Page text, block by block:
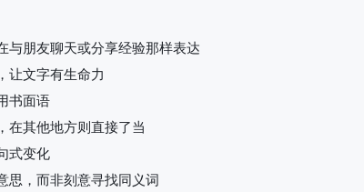
与朋友聊天或分享经验那样表达
让文字有生命力
书面语
在其他地方则直接了当
式变化
思，而非刻意寻找同义词